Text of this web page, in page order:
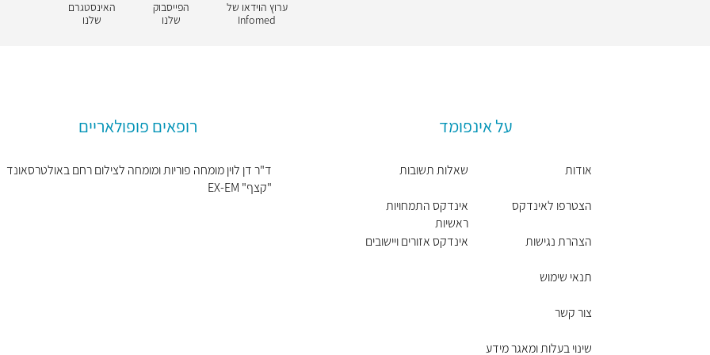
ערוץ הוידאו של
Infomed
הפייסבוק
שלנו
האינסטגרם
שלנו
על אינפומד
אודות
הצטרפו לאינדקס
הצהרת נגישות
תנאי שימוש
צור קשר
שינוי בעלות ומאגר מידע
שאלות תשובות
אינדקס התמחויות
ראשיות
אינדקס אזורים ויישובים
רופאים פופולאריים
ד"ר דן לוין מומחה פוריות ומומחה לצילום רחם באולטרסאונד
"קצף" EX-EM